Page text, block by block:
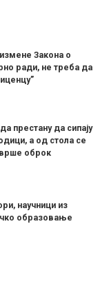
Закона о
ради, не треба да
престану да сипају
а од стола се
оброк
научници из
образовање